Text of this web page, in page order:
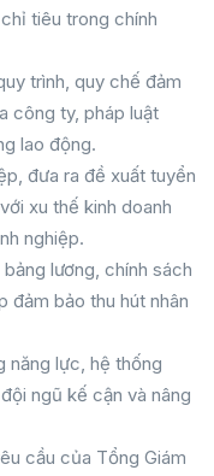
tiêu trong chính
trình, quy chế đảm
công ty, pháp luật
lao động.
đưa ra đề xuất tuyển
xu thế kinh doanh
nghiệp.
lương, chính sách
đảm bảo thu hút nhân
năng lực, hệ thống
ngũ kế cận và nâng
cầu của Tổng Giám